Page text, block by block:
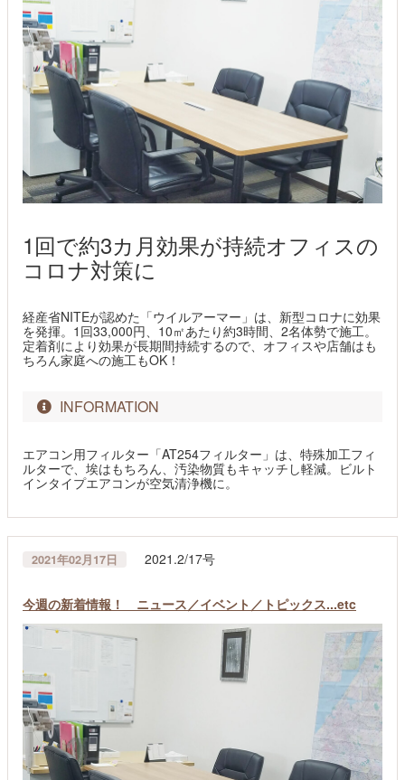
1回で約3カ月効果が持続オフィスの
コロナ対策に
経産省NITEが認めた「ウイルアーマー」は、新型コロナに効果
を発揮。1回33,000円、10㎡あたり約3時間、2名体勢で施工。
定着剤により効果が長期間持続するので、オフィスや店舗はも
ちろん家庭への施工もOK！
INFORMATION
エアコン用フィルター「AT254フィルター」は、特殊加工フィ
ルターで、埃はもちろん、汚染物質もキャッチし軽減。ビルト
インタイプエアコンが空気清浄機に。
2021年02月17日 2021.2/17号
今週の新着情報！ ニュース／イベント／トピックス...etc